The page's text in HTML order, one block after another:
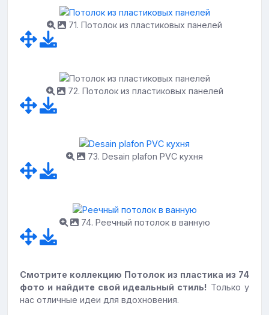
71. Потолок из пластиковых панелей
72. Потолок из пластиковых панелей
73. Desain plafon PVC кухня
74. Реечный потолок в ванную
Смотрите коллекцию Потолок из пластика из 74
фото и найдите свой идеальный стиль! Только у
нас отличные идеи для вдохновения.